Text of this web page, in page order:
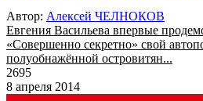
Автор: Алексей ЧЕЛНОКОВ
Евгения Васильева впервые
«Совершенно секретно» свой
полуобнажённой островитян...
2695
8 апреля 2014